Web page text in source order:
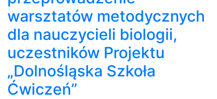
warsztatów metodycznych
dla nauczycieli biologii,
uczestników Projektu
„Dolnośląska Szkoła
Ćwiczeń”